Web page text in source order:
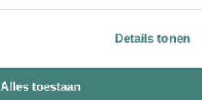
Details tonen
Alles toestaan